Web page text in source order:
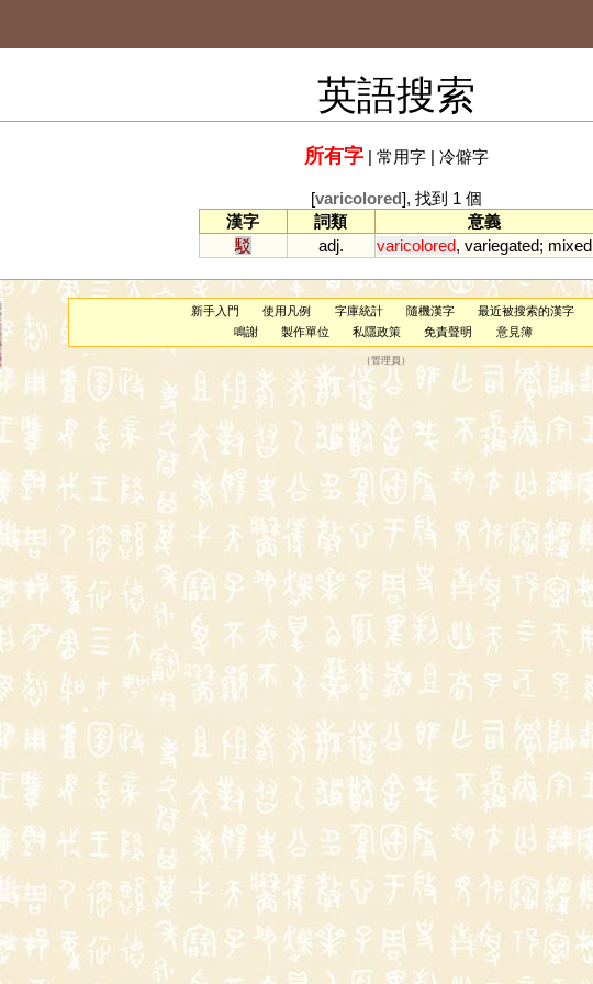
英語搜索
所有字| 常用字| 冷僻字
[varicolored], 找到 1 個
漢字
詞類
意義
駁
adj. varicolored, variegated; mixed
新手入門 使用凡例 字庫統計 隨機漢字
最近被搜索的漢字
鳴謝
製作單位 私隱政策 免責聲明 意見簿
（管理員 ）